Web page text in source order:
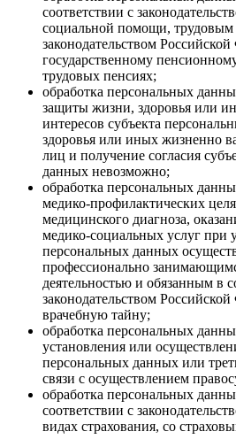
соответствии с
социальной помощи, трудовым
законодательством
государственному
трудовых пенсиях;
обработка персональных
защиты жизни, здоровья или
интересов субъекта
здоровья или иных жизненно
лиц и получение согласия
данных невозможно;
обработка персональных
медико-профилактических
медицинского диагноза,
медико-социальных услуг при
персональных данных
профессионально
деятельностью и обязанным в
законодательством
врачебную тайну;
обработка персональных
установления или
персональных данных или
связи с осуществлением
обработка персональных
соответствии с
видах страхования, со